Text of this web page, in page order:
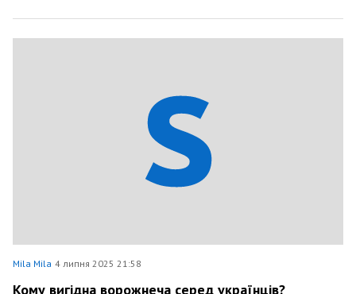
Mila Mila 4 липня 2025 21:58
Кому вигідна ворожнеча серед українців?